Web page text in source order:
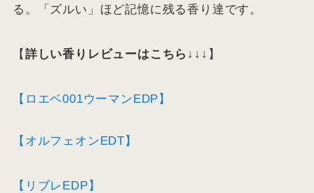
る。「ズルい」ほど記憶に残る香り達です。
【 詳しい香りレビューはこちら↓↓↓ 】
【ロエベ001ウーマンEDP】
【オルフェオンEDT】
【リブレEDP】